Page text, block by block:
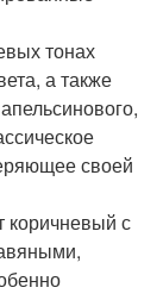
тонах
а также
своей
коричневый с